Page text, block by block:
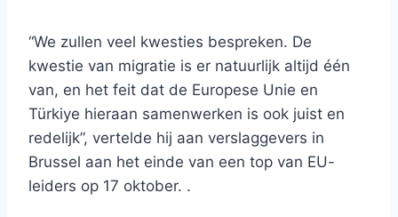
“We zullen veel kwesties bespreken. De
kwestie van migratie is er natuurlijk altijd één
van, en het feit dat de Europese Unie en
Türkiye hieraan samenwerken is ook juist en
redelijk”, vertelde hij aan verslaggevers in
Brussel aan het einde van een top van EU-
leiders op 17 oktober. .